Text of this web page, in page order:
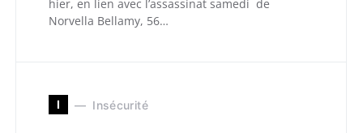
hier, en lien avec l’assassinat samedi de
Norvella Bellamy, 56…
I Insécurité